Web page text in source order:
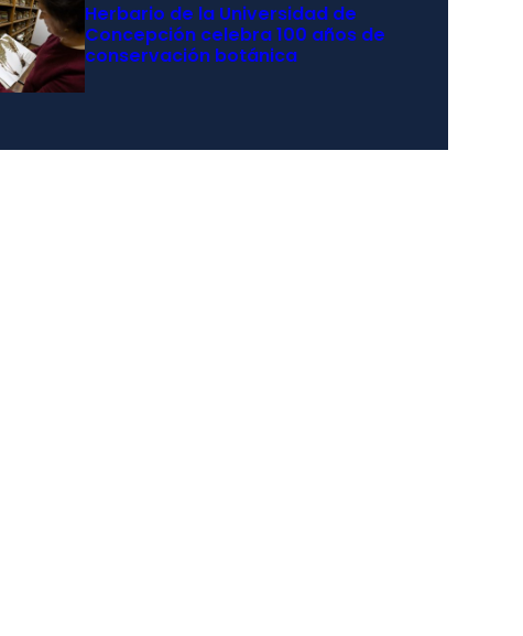
Herbario de la Universidad de
Concepción celebra 100 años de
conservación botánica